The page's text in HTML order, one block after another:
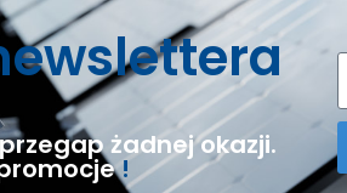
żadnej okazji.
!